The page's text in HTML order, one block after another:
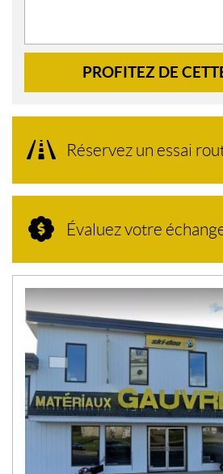
PROFITEZ DE
Réservez un essai
Évaluez votre
N
O
U
V
E
L
L
E